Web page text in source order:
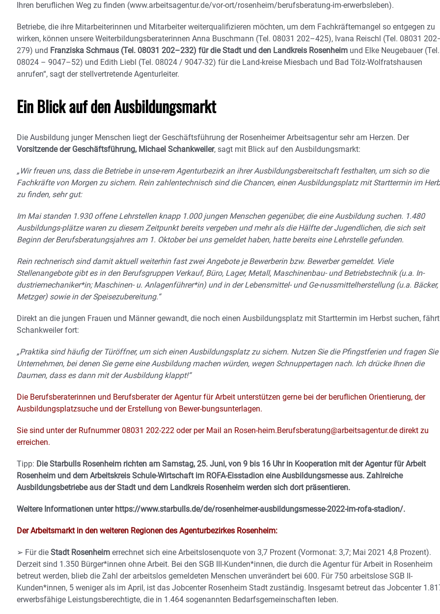
Ihren beruflichen Weg zu finden (www.arbeitsagentur.de/vor-ort/rosenheim/berufsberatung-im-erwerbsleben).
Betriebe, die ihre Mitarbeiterinnen und Mitarbeiter weiterqualifizieren möchten, um dem Fachkräftemangel so entgegen zu
wirken, können unsere Weiterbildungsberaterinnen Anna Buschmann (Tel. 08031 202–425), Ivana Reischl (Tel. 08031
279) und Franziska Schmaus (Tel. 08031 202–232) für die Stadt und den Landkreis Rosenheim und Elke Neugebauer (Tel.
08024 – 9047–52) und Edith Liebl (Tel. 08024 / 9047-32) für die Land-kreise Miesbach und Bad Tölz-Wolfratshausen
anrufen“, sagt der stellvertretende Agenturleiter.
Ein Blick auf den Ausbildungsmarkt
Die Ausbildung junger Menschen liegt der Geschäftsführung der Rosenheimer Arbeitsagentur sehr am Herzen. Der
Vorsitzende der Geschäftsführung, Michael Schankweiler, sagt mit Blick auf den Ausbildungsmarkt:
„Wir freuen uns, dass die Betriebe in unse-rem Agenturbezirk an ihrer Ausbildungsbereitschaft festhalten, um sich so die
Fachkräfte von Morgen zu sichern. Rein zahlentechnisch sind die Chancen, einen Ausbildungsplatz mit Starttermin im
zu finden, sehr gut:
Im Mai standen 1.930 offene Lehrstellen knapp 1.000 jungen Menschen gegenüber, die eine Ausbildung suchen. 1.480
Ausbildungs-plätze waren zu diesem Zeitpunkt bereits vergeben und mehr als die Hälfte der Jugendlichen, die sich seit
Beginn der Berufsberatungsjahres am 1. Oktober bei uns gemeldet haben, hatte bereits eine Lehrstelle gefunden.
Rein rechnerisch sind damit aktuell weiterhin fast zwei Angebote je Bewerberin bzw. Bewerber gemeldet. Viele
Stellenangebote gibt es in den Berufsgruppen Verkauf, Büro, Lager, Metall, Maschinenbau- und Betriebstechnik (u.a. In-
dustriemechaniker*in; Maschinen- u. Anlagenführer*in) und in der Lebensmittel- und Ge-nussmittelherstellung (u.a. Bäcker,
Metzger) sowie in der Speisezubereitung.“
Direkt an die jungen Frauen und Männer gewandt, die noch einen Ausbildungsplatz mit Starttermin im Herbst suchen, fährt
Schankweiler fort:
„Praktika sind häufig der Türöffner, um sich einen Ausbildungsplatz zu sichern. Nutzen Sie die Pfingstferien und fragen Sie
Unternehmen, bei denen Sie gerne eine Ausbildung machen würden, wegen Schnuppertagen nach. Ich drücke Ihnen die
Daumen, dass es dann mit der Ausbildung klappt!“
Die Berufsberaterinnen und Berufsberater der Agentur für Arbeit unterstützen gerne bei der beruflichen Orientierung, der
Ausbildungsplatzsuche und der Erstellung von Bewer-bungsunterlagen.
Sie sind unter der Rufnummer 08031 202-222 oder per Mail an Rosen-heim.Berufsberatung@arbeitsagentur.de direkt zu
erreichen.
Tipp: Die Starbulls Rosenheim richten am Samstag, 25. Juni, von 9 bis 16 Uhr in Kooperation mit der Agentur für Arbeit
Rosenheim und dem Arbeitskreis Schule-Wirtschaft im ROFA-Eisstadion eine Ausbildungsmesse aus. Zahlreiche
Ausbildungsbetriebe aus der Stadt und dem Landkreis Rosenheim werden sich dort präsentieren.
Weitere Informationen unter https://www.starbulls.de/de/rosenheimer-ausbildungsmesse-2022-im-rofa-stadion/.
Der Arbeitsmarkt in den weiteren Regionen des Agenturbezirkes Rosenheim:
➢ Für die Stadt Rosenheim errechnet sich eine Arbeitslosenquote von 3,7 Prozent (Vormonat: 3,7; Mai 2021 4,8 Prozent).
Derzeit sind 1.350 Bürger*innen ohne Arbeit. Bei den SGB III-Kunden*innen, die durch die Agentur für Arbeit in Rosenheim
betreut werden, blieb die Zahl der arbeitslos gemeldeten Menschen unverändert bei 600. Für 750 arbeitslose SGB II-
Kunden*innen, 5 weniger als im April, ist das Jobcenter Rosenheim Stadt zuständig. Insgesamt betreut das Jobcenter
erwerbsfähige Leistungsberechtigte, die in 1.464 sogenannten Bedarfsgemeinschaften leben.